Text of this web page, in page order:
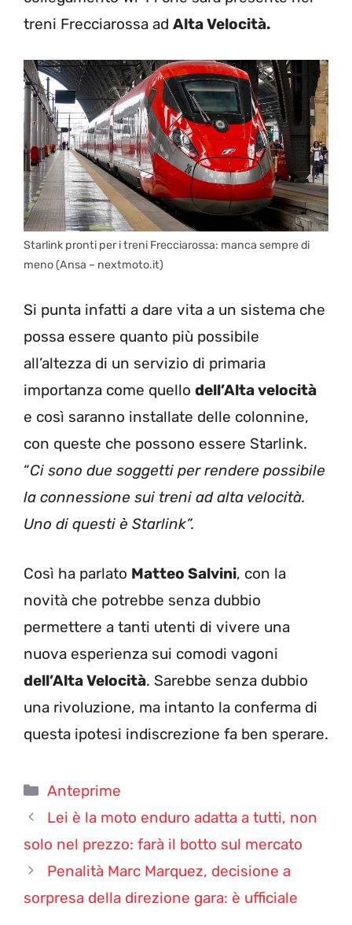
treni Frecciarossa ad Alta Velocità.
Starlink pronti per i treni Frecciarossa: manca sempre di
meno (Ansa – nextmoto.it)
Si punta infatti a dare vita a un sistema che
possa essere quanto più possibile
all’altezza di un servizio di primaria
importanza come quello dell’Alta velocità
e così saranno installate delle colonnine,
con queste che possono essere Starlink.
“Ci sono due soggetti per rendere possibile
la connessione sui treni ad alta velocità.
Uno di questi è Starlink”.
Così ha parlato Matteo Salvini, con la
novità che potrebbe senza dubbio
permettere a tanti utenti di vivere una
nuova esperienza sui comodi vagoni
dell’Alta Velocità. Sarebbe senza dubbio
una rivoluzione, ma intanto la conferma di
questa ipotesi indiscrezione fa ben sperare.
Categorie
Anteprime
Lei è la moto enduro adatta a tutti, non
solo nel prezzo: farà il botto sul mercato
Penalità Marc Marquez, decisione a
sorpresa della direzione gara: è ufficiale